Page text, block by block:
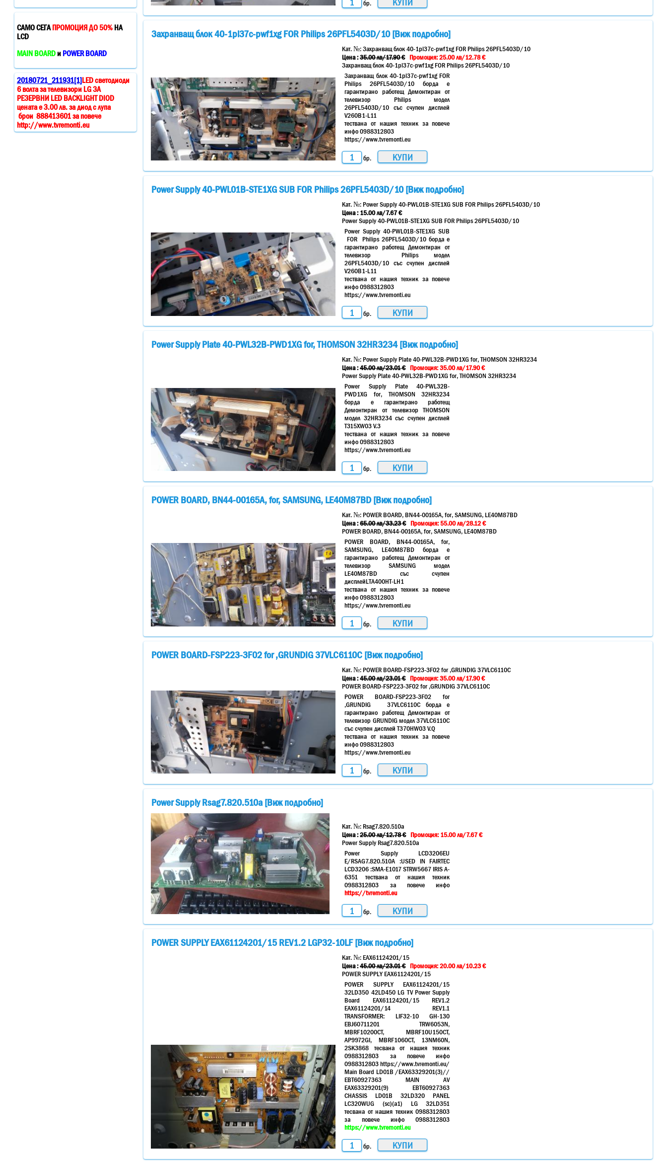
САМО СЕГАПРОМОЦИЯ ДО 50% НА
LCD
MAIN BOARD и POWER BOARD
20180721_211931[1]LED светодиоди
6 волта за телевизори LG ЗА
РЕЗЕРВНИ LED BACKLIGHT DIOD
цената е 3.00 лв. за диод с лупа
брои 888413601 за повече
http://www.tvremonti.eu
бр.
Захранващ блок 40-1pl37c-pwf1xg FOR Philips 26PFL5403D/10 [Виж подробно]
Кат. №:Захранващ блок 40-1pl37c-pwf1xg FOR Philips 26PFL5403D/10
Цена :35.00лв/17.90 € Промоция: 25.00 лв/12.78 €
Захранващ блок 40-1pl37c-pwf1xg FOR Philips 26PFL5403D/10
Захранващ блок 40-1pl37c-pwf1xg FOR
Philips 26PFL5403D/10 борда е
гарантирано работещ Демонтиран от
телевизор Philips модел
26PFL5403D/10 със счупен дисплей
V260B1-L11
тествана от нашия техник за повече
инфо 0988312803
https://www.tvremonti.eu
бр.
Power Supply 40-PWL01B-STE1XG SUB FOR Philips 26PFL5403D/10 [Виж подробно]
Кат. №:Power Supply 40-PWL01B-STE1XG SUB FOR Philips 26PFL5403D/10
Цена : 15.00лв/7.67 €
Power Supply 40-PWL01B-STE1XG SUB FOR Philips 26PFL5403D/10
Power Supply 40-PWL01B-STE1XG SUB
FOR Philips 26PFL5403D/10 борда е
гарантирано работещ Демонтиран от
телевизор Philips модел
26PFL5403D/10 със счупен дисплей
V260B1-L11
тествана от нашия техник за повече
инфо 0988312803
https://www.tvremonti.eu
бр.
Power Supply Plate 40-PWL32B-PWD1XG for, THOMSON 32HR3234 [Виж подробно]
Кат. №:Power Supply Plate 40-PWL32B-PWD1XG for, THOMSON 32HR3234
Цена :45.00лв/23.01 € Промоция: 35.00 лв/17.90 €
Power Supply Plate 40-PWL32B-PWD1XG for, THOMSON 32HR3234
Power Supply Plate 40-PWL32B-
PWD1XG for, THOMSON 32HR3234
борда е гарантирано работещ
Демонтиран от телевизор THOMSON
модел 32HR3234 със счупен дисплей
T315XW03 V.3
тествана от нашия техник за повече
инфо 0988312803
https://www.tvremonti.eu
бр.
POWER BOARD, BN44-00165A, for, SAMSUNG, LE40M87BD [Виж подробно]
Кат. №:POWER BOARD, BN44-00165A, for, SAMSUNG, LE40M87BD
Цена :65.00лв/33.23 € Промоция: 55.00 лв/28.12 €
POWER BOARD, BN44-00165A, for, SAMSUNG, LE40M87BD
POWER BOARD, BN44-00165A, for,
SAMSUNG, LE40M87BD борда е
гарантирано работещ Демонтиран от
телевизор SAMSUNG модел
LE40M87BD със счупен
дисплейLTA400HT-LH1
тествана от нашия техник за повече
инфо 0988312803
https://www.tvremonti.eu
бр.
POWER BOARD-FSP223-3F02 for ,GRUNDIG 37VLC6110C [Виж подробно]
Кат. №:POWER BOARD-FSP223-3F02 for ,GRUNDIG 37VLC6110C
Цена :45.00лв/23.01 € Промоция: 35.00 лв/17.90 €
POWER BOARD-FSP223-3F02 for ,GRUNDIG 37VLC6110C
POWER BOARD-FSP223-3F02 for
,GRUNDIG 37VLC6110C борда е
гарантирано работещ Демонтиран от
телевизор GRUNDIG модел 37VLC6110C
със счупен дисплей T370HW03 V.Q
тествана от нашия техник за повече
инфо 0988312803
https://www.tvremonti.eu
бр.
Power Supply Rsag7.820.510a [Виж подробно]
Кат. №:Rsag7.820.510a
Цена :25.00лв/12.78 € Промоция: 15.00 лв/7.67 €
Power Supply Rsag7.820.510a
Power Supply LCD3206EU
E/RSAG7.820.510A :USED IN FAIRTEC
LCD3206 :SMA-E1017 STRW5667 IRIS A-
6351 тествана от нашия техник
0988312803 за повече инфо
https://tvremonti.eu
бр.
POWER SUPPLY EAX61124201/15 REV1.2 LGP32-10LF [Виж подробно]
Кат. №:EAX61124201/15
Цена :45.00лв/23.01 € Промоция: 20.00 лв/10.23 €
POWER SUPPLY EAX61124201/15
POWER SUPPLY EAX61124201/15
32LD350 42LD450 LG TV Power Supply
Board EAX61124201/15 REV1.2
EAX61124201/14 REV1.1
TRANSFORMER: LIF32-10 GH-130
EBJ60711201 TRW6053N,
MBRF10200CT, MBRF10U150CT,
AP9972GI, MBRF1060CT, 13NM60N,
2SK3868 тесвана от нашия техник
0988312803 за повече инфо
0988312803 https://www.tvremonti.eu/
Main Board LD01B /EAX63329201(3)//
EBT60927363 MAIN AV
EAX63329201(9) EBT60927363
CHASSIS LD01B 32LD320 PANEL
LC320WUG (sc)(a1) LG 32LD351
тесвана от нашия техник 0988312803
за повече инфо 0988312803
https://www.tvremonti.eu
бр.